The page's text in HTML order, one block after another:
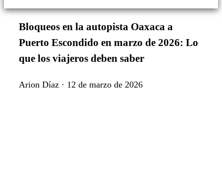
Bloqueos en la autopista Oaxaca a
Puerto Escondido en marzo de 2026: Lo
que los viajeros deben saber
Arion Díaz · 12 de marzo de 2026